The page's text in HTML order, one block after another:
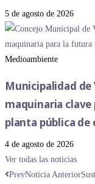
5 de agosto de 2026
Medioambiente
Municipalidad de
maquinaria
planta pública de
4 de agosto de 2026
Ver todas las noticias
PrevNoticia Anterior